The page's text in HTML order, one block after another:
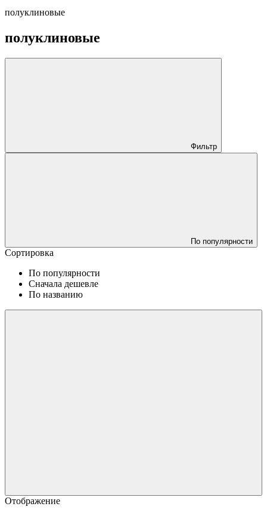
полуклиновые
полуклиновые
Фильтр
По популярности
Сортировка
По популярности
Сначала дешевле
По названию
Отображение